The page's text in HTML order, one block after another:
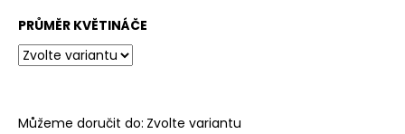
PRŮMĚR KVĚTINÁČE
Můžeme doručit do: Zvolte variantu